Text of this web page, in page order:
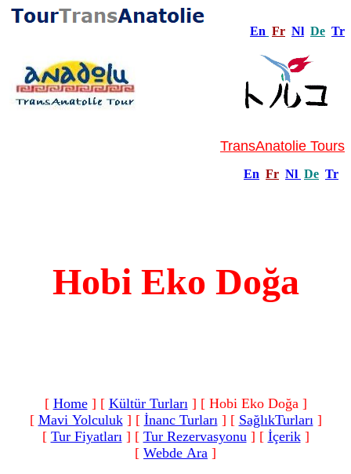
En Fr Nl De Tr
TransAnatolie Tours
En Fr Nl De Tr
Hobi Eko Doğa
[ Home] [ Kültür Turları] [ Hobi Eko Doğa ]
[ Mavi Yolculuk] [ İnanc Turları] [ SağlıkTurları]
[ Tur Fiyatları] [ Tur Rezervasyonu] [ İçerik]
[ Webde Ara ]